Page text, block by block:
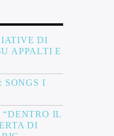
DI
APPALTI E
SONGS I
IL
DI